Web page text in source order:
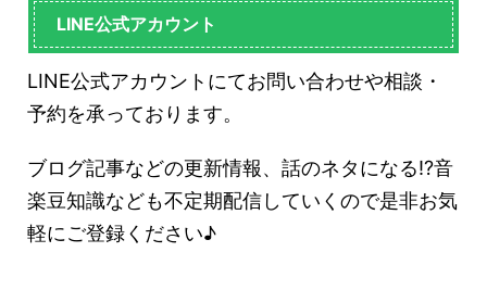
LINE公式アカウント
LINE公式アカウントにてお問い合わせや相談・
予約を承っております。
ブログ記事などの更新情報、話のネタになる!?音
楽豆知識なども不定期配信していくので是非お気
軽にご登録ください♪